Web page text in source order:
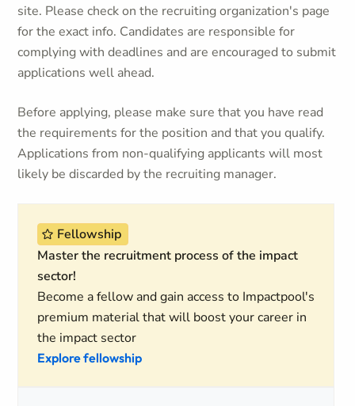
site. Please check on the recruiting organization's page
for the exact info. Candidates are responsible for
complying with deadlines and are encouraged to submit
applications well ahead.
Before applying, please make sure that you have read
the requirements for the position and that you qualify.
Applications from non-qualifying applicants will most
likely be discarded by the recruiting manager.
Fellowship
Master the recruitment process of the impact
sector!
Become a fellow and gain access to Impactpool's
premium material that will boost your career in
the impact sector
Explore fellowship